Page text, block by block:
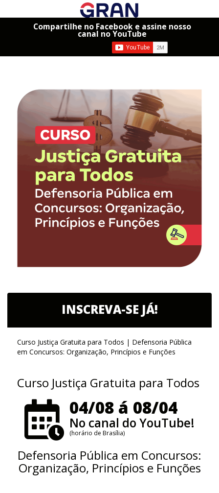
Compartilhe no Facebook e assine nosso
canal no YouTube
INSCREVA-SE JÁ!
Curso Justiça Gratuita para Todos | Defensoria Pública
em Concursos: Organização, Princípios e Funções
Curso Justiça Gratuita para Todos
04/08 á 08/04
No canal do YouTube!
(horário de Brasília)
Defensoria Pública em Concursos:
Organização, Princípios e Funções